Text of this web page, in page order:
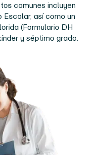
comunes incluyen
Escolar, así como un
(Formulario DH
y séptimo grado.